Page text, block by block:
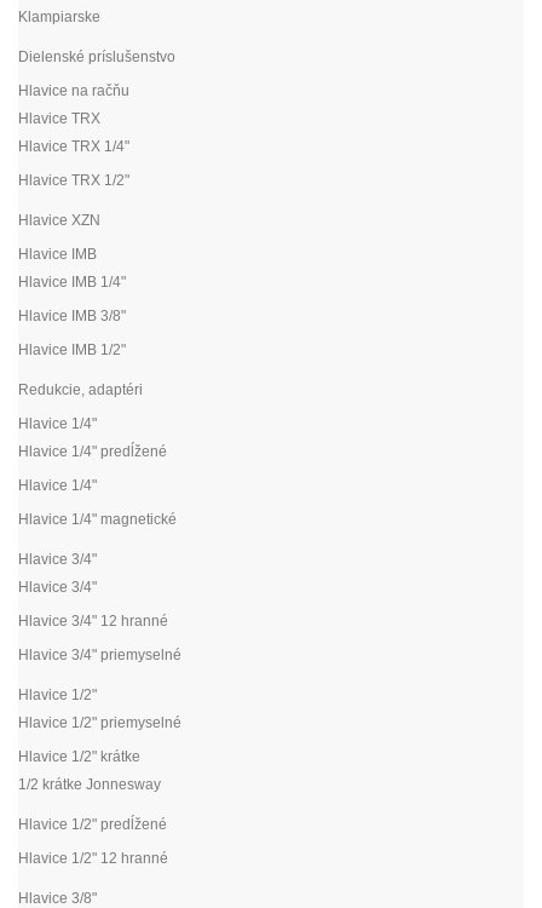
Klampiarske
Dielenské príslušenstvo
Hlavice na račňu
Hlavice TRX
Hlavice TRX 1/4"
Hlavice TRX 1/2"
Hlavice XZN
Hlavice IMB
Hlavice IMB 1/4"
Hlavice IMB 3/8"
Hlavice IMB 1/2"
Redukcie, adaptéri
Hlavice 1/4"
Hlavice 1/4" predĺžené
Hlavice 1/4"
Hlavice 1/4" magnetické
Hlavice 3/4"
Hlavice 3/4"
Hlavice 3/4" 12 hranné
Hlavice 3/4" priemyselné
Hlavice 1/2"
Hlavice 1/2" priemyselné
Hlavice 1/2" krátke
1/2 krátke Jonnesway
Hlavice 1/2" predĺžené
Hlavice 1/2" 12 hranné
Hlavice 3/8"